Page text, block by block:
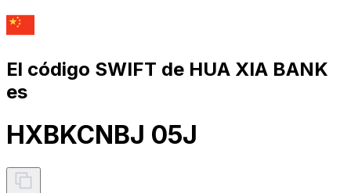
El código SWIFT de HUA XIA BANK
es
HXBKCNBJ 05J